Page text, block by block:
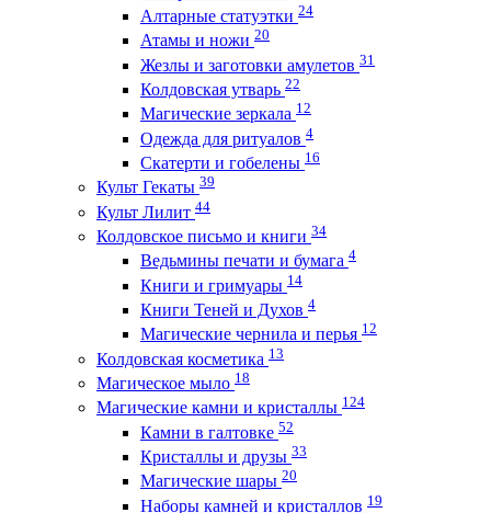
Алтарные статуэтки 24
Атамы и ножи 20
Жезлы и заготовки амулетов 31
Колдовская утварь 22
Магические зеркала 12
Одежда для ритуалов 4
Скатерти и гобелены 16
Культ Гекаты 39
Культ Лилит 44
Колдовское письмо и книги 34
Ведьмины печати и бумага 4
Книги и гримуары 14
Книги Теней и Духов 4
Магические чернила и перья 12
Колдовская косметика 13
Магическое мыло 18
Магические камни и кристаллы 124
Камни в галтовке 52
Кристаллы и друзы 33
Магические шары 20
Наборы камней и кристаллов 19